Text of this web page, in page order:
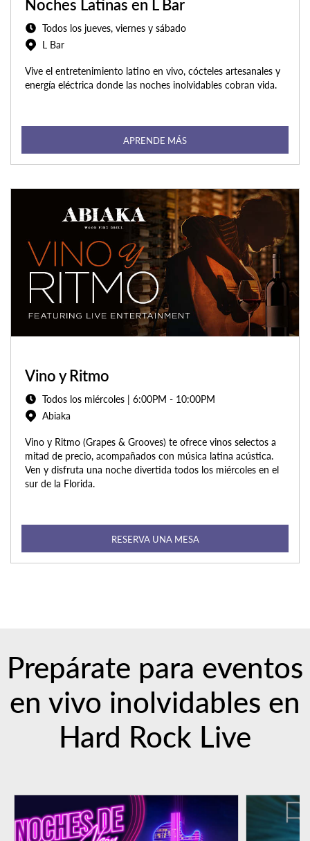
Todos los jueves, viernes y sábado
L Bar
Vive el entretenimiento latino en vivo, cócteles artesanales y
energía eléctrica donde las noches inolvidables cobran vida.
APRENDE MÁS
Vino y Ritmo
Todos los miércoles | 6:00PM - 10:00PM
Abiaka
Vino y Ritmo (Grapes & Grooves) te ofrece vinos selectos a
mitad de precio, acompañados con música latina acústica.
Ven y disfruta una noche divertida todos los miércoles en el
sur de la Florida.
RESERVA UNA MESA
Prepárate para eventos
en vivo inolvidables en
Hard Rock Live